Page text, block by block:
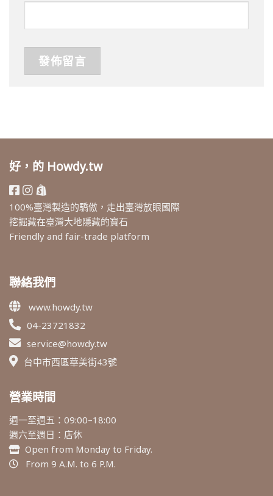
好，的 Howdy.tw
100%臺灣製造的驕傲，走出臺灣放眼國際
挖掘藏在臺灣大地隱藏的寶石
Friendly and fair-trade platform
聯絡我們
www.howdy.tw
04-23721832
service@howdy.tw
台中市西區華美街43號
營業時間
週一至週五：09:00–18:00
週六至週日：店休
Open from Monday to Friday.
From 9 A.M. to 6 P.M.